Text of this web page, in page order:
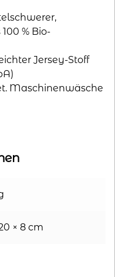
% Bio-
Jersey-Stoff
Maschinenwäsche
× 8 cm